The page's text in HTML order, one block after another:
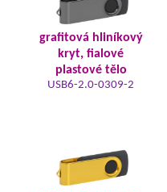
grafitová hliníkový
kryt, fialové
plastové tělo
USB6-2.0-0309-2